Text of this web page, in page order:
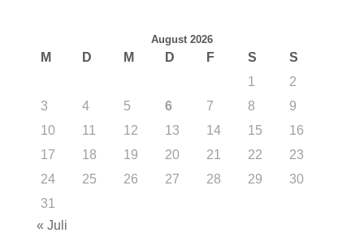
August 2026
M D M D F S
S
1
2
3
4 5 6 7 8
9
10
11 12 13 14 15
16
17
18 19 20 21 22
23
24
25 26 27 28 29
30
31
« Juli